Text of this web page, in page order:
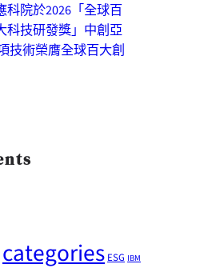
科院於2026「全球百
科技研發獎」中創亞
技術榮膺全球百大創
categories ESG IBM